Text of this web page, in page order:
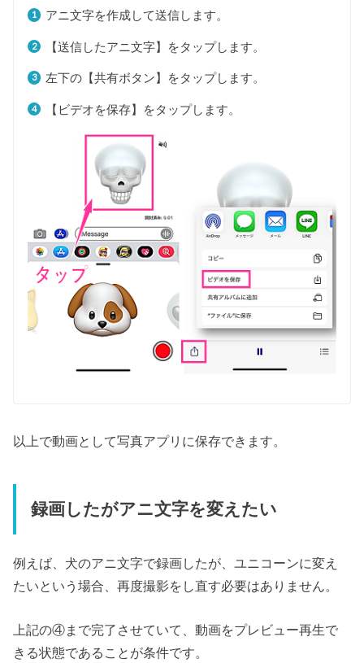
アニ文字を作成して送信します。
【送信したアニ文字】をタップします。
左下の【共有ボタン】をタップします。
【ビデオを保存】をタップします。
以上で動画として写真アプリに保存できます。
録画したがアニ文字を変えたい
例えば、犬のアニ文字で録画したが、ユニコーンに変え
たいという場合、再度撮影をし直す必要はありません。
上記の④まで完了させていて、動画をプレビュー再生で
きる状態であることが条件です。